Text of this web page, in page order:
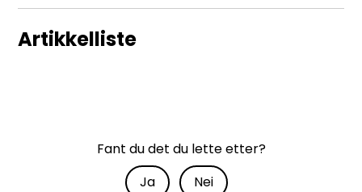
Artikkelliste
Fant du det du lette etter?
Ja
Nei